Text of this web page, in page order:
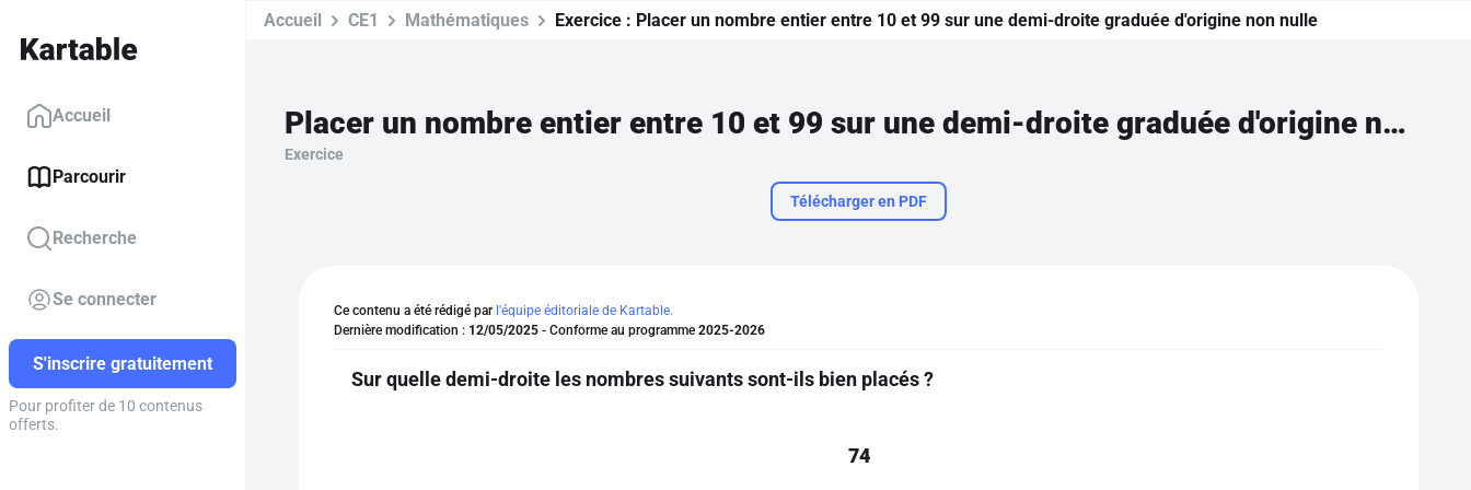
Accueil
Parcourir
Recherche
Se connecter
S'inscrire gratuitement
Pour profiter de 10 contenus
offerts.
Accueil CE1 Mathématiques Exercice : Placer un nombre entier entre 10 et 99 sur une demi-droite graduée d'origine non nulle
Placer un nombre entier entre 10 et 99 sur une demi-droite graduée d'origine non nulle
Exercice
Télécharger en PDF
Ce contenu a été rédigé par l'équipe éditoriale de Kartable.
Dernière modification : 12/05/2025 - Conforme au programme 2025-2026
Sur quelle demi-droite les nombres suivants sont-ils bien placés ?
74